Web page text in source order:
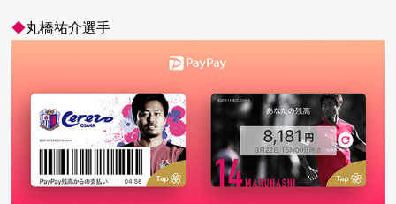
◆丸橋祐介選手